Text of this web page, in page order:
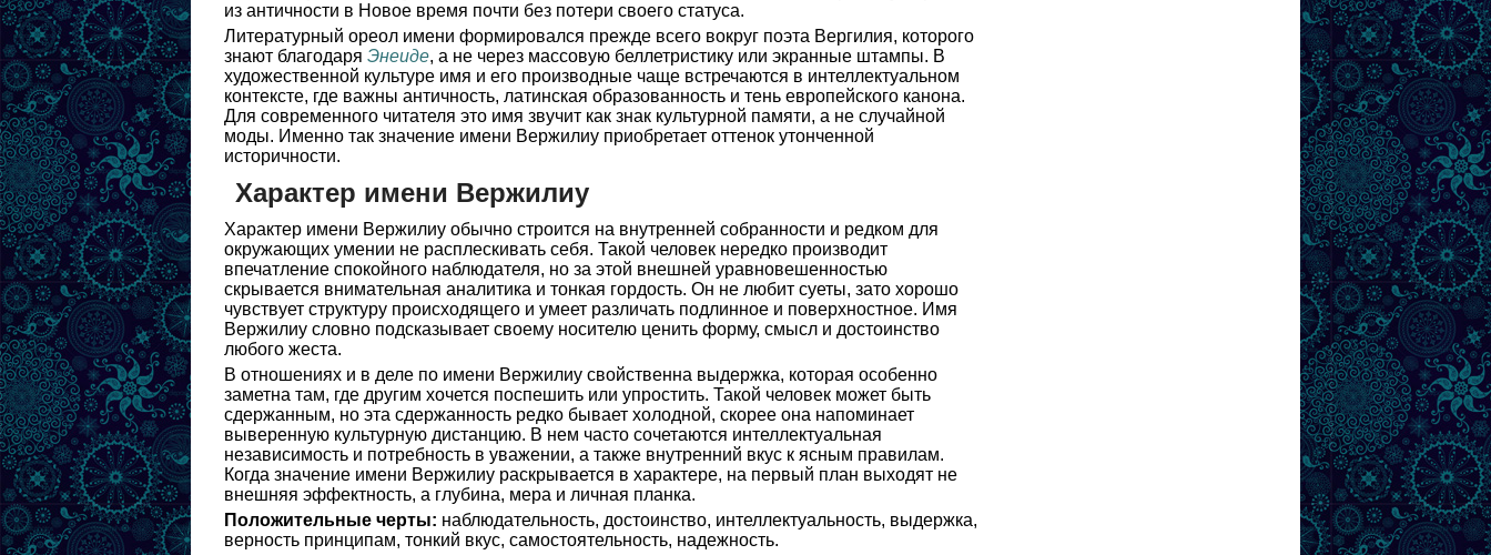
из античности в Новое время почти без потери своего статуса.
Литературный ореол имени формировался прежде всего вокруг поэта Вергилия, которого
знают благодаря Энеиде, а не через массовую беллетристику или экранные штампы. В
художественной культуре имя и его производные чаще встречаются в интеллектуальном
контексте, где важны античность, латинская образованность и тень европейского канона.
Для современного читателя это имя звучит как знак культурной памяти, а не случайной
моды. Именно так значение имени Вержилиу приобретает оттенок утонченной
историчности.
Характер имени Вержилиу
Характер имени Вержилиу обычно строится на внутренней собранности и редком для
окружающих умении не расплескивать себя. Такой человек нередко производит
впечатление спокойного наблюдателя, но за этой внешней уравновешенностью
скрывается внимательная аналитика и тонкая гордость. Он не любит суеты, зато хорошо
чувствует структуру происходящего и умеет различать подлинное и поверхностное. Имя
Вержилиу словно подсказывает своему носителю ценить форму, смысл и достоинство
любого жеста.
В отношениях и в деле по имени Вержилиу свойственна выдержка, которая особенно
заметна там, где другим хочется поспешить или упростить. Такой человек может быть
сдержанным, но эта сдержанность редко бывает холодной, скорее она напоминает
выверенную культурную дистанцию. В нем часто сочетаются интеллектуальная
независимость и потребность в уважении, а также внутренний вкус к ясным правилам.
Когда значение имени Вержилиу раскрывается в характере, на первый план выходят не
внешняя эффектность, а глубина, мера и личная планка.
Положительные черты: наблюдательность, достоинство, интеллектуальность, выдержка,
верность принципам, тонкий вкус, самостоятельность, надежность.